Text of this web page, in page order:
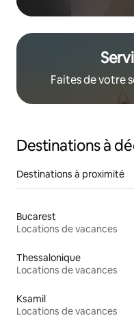
Faites de votre
Destinations à
Destinations à proximité
Bucarest
Locations de vacances
Thessalonique
Locations de vacances
Ksamil
Locations de vacances